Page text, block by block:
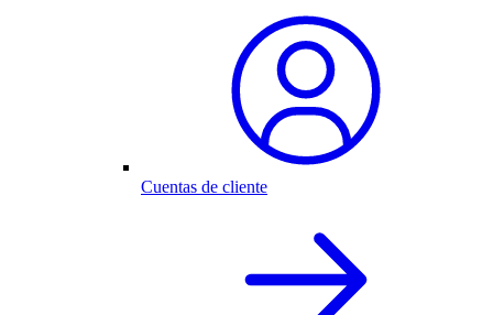
Cuentas de cliente